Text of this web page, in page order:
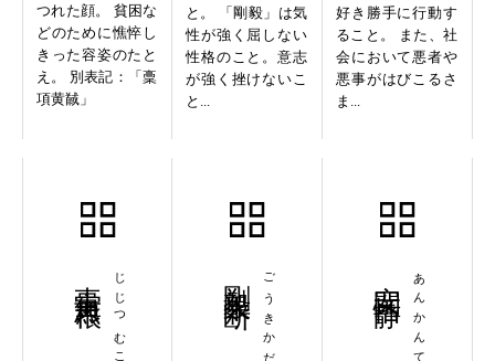
つれた顔。 貧困な
どのために憔悴し
きった容姿のたと
え。 別表記：「稾
項黄馘」
と。 「剛毅」は気
性が強く屈しない
性格のこと。意志
が強く挫けないこ
と...
好き勝手に行動す
ること。 また、社
会において悪者や
悪事がはびこるさ
ま...
じじつむこん ごうきかだん